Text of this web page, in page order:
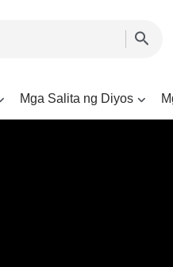
Mga Salita ng Diyos